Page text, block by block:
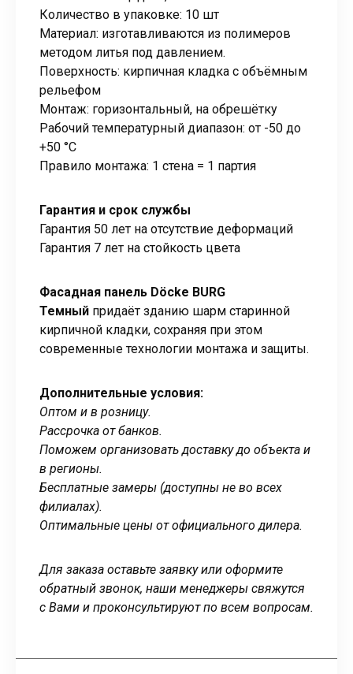
Количество в упаковке: 10 шт
Материал: изготавливаются из полимеров
методом литья под давлением.
Поверхность: кирпичная кладка с объёмным
рельефом
Монтаж: горизонтальный, на обрешётку
Рабочий температурный диапазон: от -50 до
+50 °C
Правило монтажа: 1 стена = 1 партия
Гарантия и срок службы
Гарантия 50 лет на отсутствие деформаций
Гарантия 7 лет на стойкость цвета
Фасадная панель Döcke BURG
Темный придаёт зданию шарм старинной
кирпичной кладки, сохраняя при этом
современные технологии монтажа и защиты.
Дополнительные условия:
Оптом и в розницу.
Рассрочка от банков.
Поможем организовать доставку до объекта и
в регионы.
Бесплатные замеры (доступны не во всех
филиалах).
Оптимальные цены от официального дилера.
Для заказа оставьте заявку или оформите
обратный звонок, наши менеджеры свяжутся
с Вами и проконсультируют по всем вопросам.